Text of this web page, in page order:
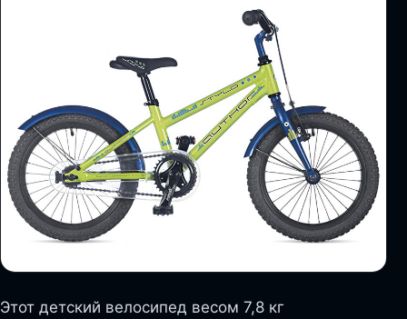
Этот детский велосипед весом 7,8 кг